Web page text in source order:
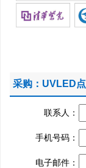
采购：UVLED
联系人：
手机号码：
电子邮件：